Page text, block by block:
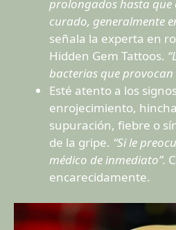
prolongados hasta que
curado, generalmente
señala la experta en
Hidden Gem Tattoos.
bacterias que provocan
Esté atento a los
enrojecimiento,
supuración, fiebre o
de la gripe. “Si le
médico de inmediato”.
encarecidamente.